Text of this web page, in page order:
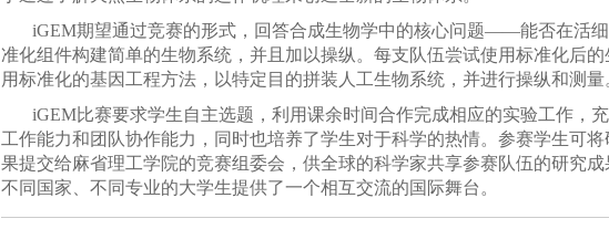
iGEM期望通过竞赛的形式，回答合成生物学中的核心问题――能否在活
准化组件构建简单的生物系统，并且加以操纵。每支队伍尝试使用标准化后的
用标准化的基因工程方法，以特定目的拼装人工生物系统，并进行操纵和测量
iGEM比赛要求学生自主选题，利用课余时间合作完成相应的实验工作，
工作能力和团队协作能力，同时也培养了学生对于科学的热情。参赛学生可
果提交给麻省理工学院的竞赛组委会，供全球的科学家共享参赛队伍的研究
不同国家、不同专业的大学生提供了一个相互交流的国际舞台。